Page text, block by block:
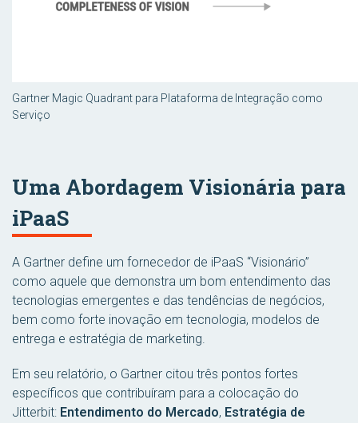
Gartner Magic Quadrant para Plataforma de Integração como
Serviço
Uma Abordagem Visionária para
iPaaS
A Gartner define um fornecedor de iPaaS “Visionário”
como aquele que demonstra um bom entendimento das
tecnologias emergentes e das tendências de negócios,
bem como forte inovação em tecnologia, modelos de
entrega e estratégia de marketing.
Em seu relatório, o Gartner citou três pontos fortes
específicos que contribuíram para a colocação do
Jitterbit: Entendimento do Mercado, Estratégia de